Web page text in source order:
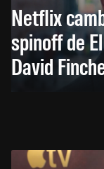
Netflix
spinoff de
David